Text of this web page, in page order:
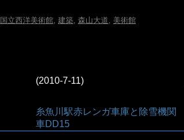
国立西洋美術館, 建築, 森山大道 美術館
(2010-7-11)
糸魚川駅赤レンガ車庫と除雪機関
車DD15